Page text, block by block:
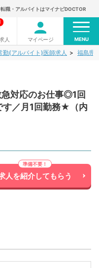
職・アルバイトはマイナビDOCTOR
人 マイページ MENU
勤(アルバイト)医師求人 福島県
急対応のお仕事◎1回
す／月1回勤務★（内
人を紹介してもらう